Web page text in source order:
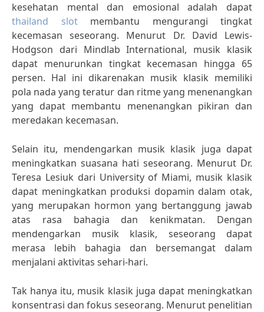
kesehatan mental dan emosional adalah dapat
thailand slotmembantu mengurangi tingkat
kecemasan seseorang. Menurut Dr. David Lewis-
Hodgson dari Mindlab International, musik klasik
dapat menurunkan tingkat kecemasan hingga 65
persen. Hal ini dikarenakan musik klasik memiliki
pola nada yang teratur dan ritme yang menenangkan
yang dapat membantu menenangkan pikiran dan
meredakan kecemasan.
Selain itu, mendengarkan musik klasik juga dapat
meningkatkan suasana hati seseorang. Menurut Dr.
Teresa Lesiuk dari University of Miami, musik klasik
dapat meningkatkan produksi dopamin dalam otak,
yang merupakan hormon yang bertanggung jawab
atas rasa bahagia dan kenikmatan. Dengan
mendengarkan musik klasik, seseorang dapat
merasa lebih bahagia dan bersemangat dalam
menjalani aktivitas sehari-hari.
Tak hanya itu, musik klasik juga dapat meningkatkan
konsentrasi dan fokus seseorang. Menurut penelitian